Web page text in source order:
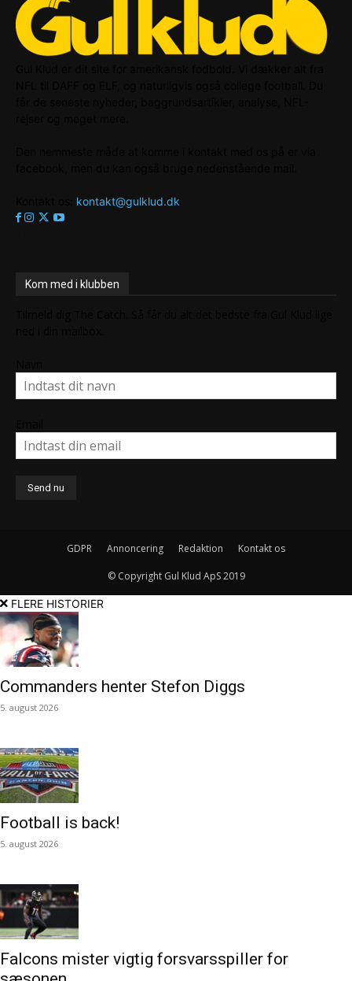
kontakt@gulklud.dk
Kom med i klubben
GDPR Annoncering Redaktion Kontakt os
© Copyright Gul Klud ApS 2019
FLERE HISTORIER
Commanders henter Stefon Diggs
5. august 2026
Football is back!
5. august 2026
Falcons mister vigtig forsvarsspiller for